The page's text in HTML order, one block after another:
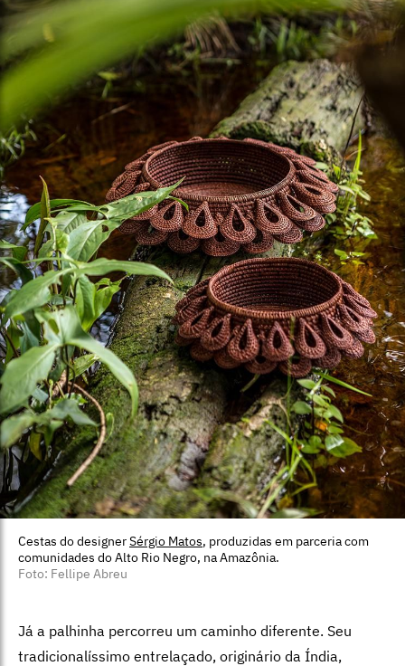
Cestas do designerSérgio Matos, produzidas em parceria com
comunidades do Alto Rio Negro, na Amazônia.
Foto: Fellipe Abreu
Já a palhinha percorreu um caminho diferente. Seu
tradicionalíssimo entrelaçado, originário da Índia,